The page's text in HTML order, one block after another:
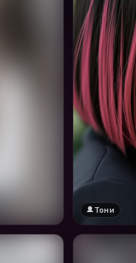
Тони